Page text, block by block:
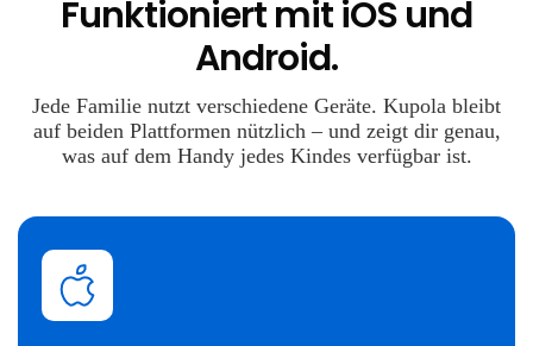
Funktioniert mit iOS und
Android.
Jede Familie nutzt verschiedene Geräte. Kupola bleibt
auf beiden Plattformen nützlich – und zeigt dir genau,
was auf dem Handy jedes Kindes verfügbar ist.